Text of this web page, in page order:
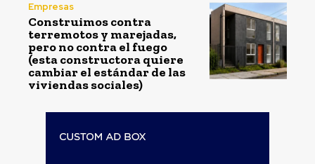
Empresas
Construimos contra
terremotos y marejadas,
pero no contra el fuego
(esta constructora quiere
cambiar el estándar de las
viviendas sociales)